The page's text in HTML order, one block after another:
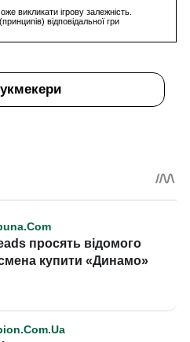
викликати ігрову залежність.
відповідальної гри